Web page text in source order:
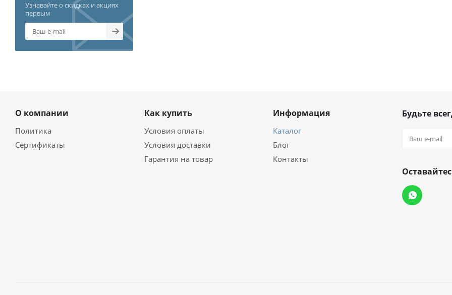
Узнавайте о скидках и акциях
первым
О компании
Политика
Сертификаты
Как купить
Условия оплаты
Условия доставки
Гарантия на товар
Информация
Каталог
Блог
Контакты
Будьте